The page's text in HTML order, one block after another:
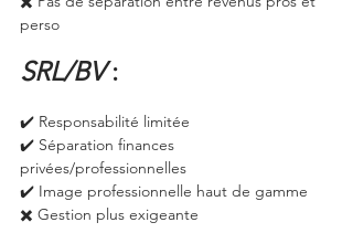
perso
SRL/BV :
✔️ Responsabilité limitée
✔️ Séparation finances
privées/professionnelles
✔️ Image professionnelle haut de gamme
✖️ Gestion plus exigeante